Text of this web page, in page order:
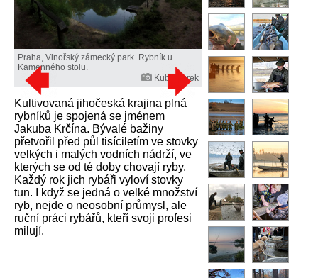
Praha, Vinořský zámecký park. Rybník u
Kamenného stolu.
Kuba Turek
Kultivovaná jihočeská krajina plná
rybníků je spojená se jménem
Jakuba Krčína. Bývalé bažiny
přetvořil před půl tisíciletím ve stovky
velkých i malých vodních nádrží, ve
kterých se od té doby chovají ryby.
Každý rok jich rybáři vyloví stovky
tun. I když se jedná o velké množství
ryb, nejde o neosobní průmysl, ale
ruční práci rybářů, kteří svoji profesi
milují.